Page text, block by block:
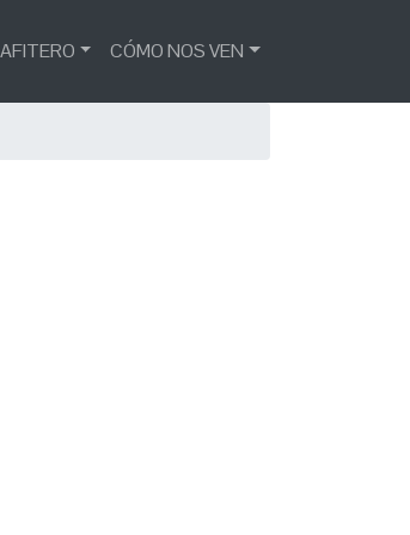
CÓMO NOS VEN